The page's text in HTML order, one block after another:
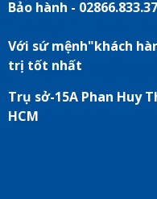
Bảo hành -
Với sứ mệnh"khách
trị tốt nhất
Trụ sở-15A Phan Huy
HCM